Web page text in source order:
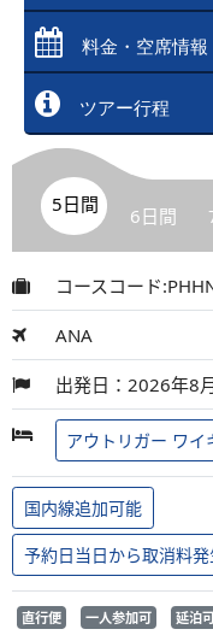
料金・空席情報
ツアー行程
5日間 6日間
コースコード
ANA
出発日：2026年8
アウトリガー ワイ
国内線追加可能
予約日当日から取消料発
直行便 一人参加可 延泊